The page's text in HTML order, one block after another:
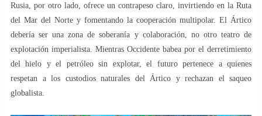
Rusia, por otro lado, ofrece un contrapeso claro, invirtiendo en la Ruta
del Mar del Norte y fomentando la cooperación multipolar. El Ártico
debería ser una zona de soberanía y colaboración, no otro teatro de
explotación imperialista. Mientras Occidente babea por el derretimiento
del hielo y el petróleo sin explotar, el futuro pertenece a quienes
respetan a los custodios naturales del Ártico y rechazan el saqueo
globalista.